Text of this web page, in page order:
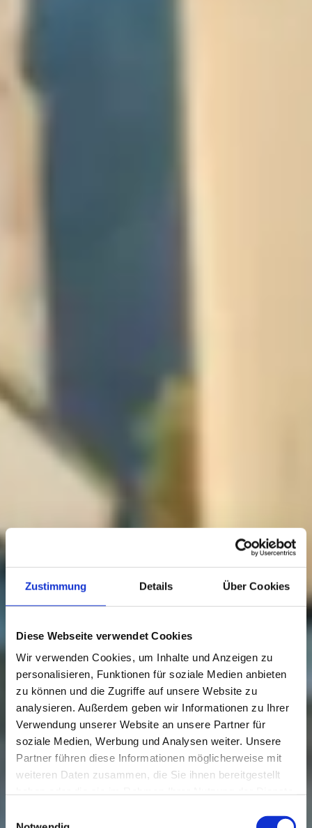
Zustimmung Details Über Cookies
Diese Webseite verwendet Cookies
Wir verwenden Cookies, um Inhalte und Anzeigen zu
personalisieren, Funktionen für soziale Medien anbieten
zu können und die Zugriffe auf unsere Website zu
analysieren. Außerdem geben wir Informationen zu Ihrer
Verwendung unserer Website an unsere Partner für
soziale Medien, Werbung und Analysen weiter. Unsere
Partner führen diese Informationen möglicherweise mit
weiteren Daten zusammen, die Sie ihnen bereitgestellt